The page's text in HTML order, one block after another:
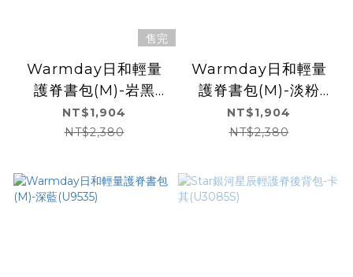
售完
Warmday日和輕量
護脊書包(M)-岩黑
(U9535)
NT$1,904
NT$2,380
Warmday日和輕量
護脊書包(M)-淡粉
(U9535)
NT$1,904
NT$2,380